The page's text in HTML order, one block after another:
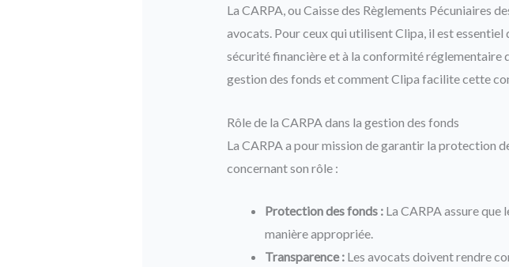
La CARPA, ou Caisse des Règlements Pécuniaires
avocats. Pour ceux qui utilisent Clipa, il est
sécurité financière et à la conformité réglementaire
gestion des fonds et comment Clipa facilite cette
Rôle de la CARPA dans la gestion des fonds
La CARPA a pour mission de garantir la protection
concernant son rôle :
Protection des fonds :La CARPA assure que
manière appropriée.
Transparence :Les avocats doivent rendre